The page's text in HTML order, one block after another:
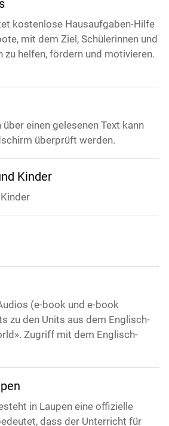
kostenlose Hausaufgaben-Hilfe
mit dem Ziel, Schülerinnen und
zu helfen, fördern und motivieren.
einen gelesenen Text kann
überprüft werden.
Kinder
(e-book und e-book
zu den Units aus dem Englisch-
Zugriff mit dem Englisch-
in Laupen eine offizielle
dass der Unterricht für